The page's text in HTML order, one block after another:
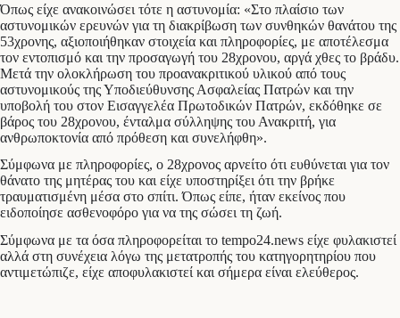
Όπως είχε ανακοινώσει τότε η αστυνομία: «Στο πλαίσιο των
αστυνομικών ερευνών για τη διακρίβωση των συνθηκών θανάτου της
53χρονης, αξιοποιήθηκαν στοιχεία και πληροφορίες, με αποτέλεσμα
τον εντοπισμό και την προσαγωγή του 28χρονου, αργά χθες το βράδυ.
Μετά την ολοκλήρωση του προανακριτικού υλικού από τους
αστυνομικούς της Υποδιεύθυνσης Ασφαλείας Πατρών και την
υποβολή του στον Εισαγγελέα Πρωτοδικών Πατρών, εκδόθηκε σε
βάρος του 28χρονου, ένταλμα σύλληψης του Ανακριτή, για
ανθρωποκτονία από πρόθεση και συνελήφθη».
Σύμφωνα με πληροφορίες, ο 28χρονος αρνείτο ότι ευθύνεται για τον
θάνατο της μητέρας του και είχε υποστηρίξει ότι την βρήκε
τραυματισμένη μέσα στο σπίτι. Όπως είπε, ήταν εκείνος που
ειδοποίησε ασθενοφόρο για να της σώσει τη ζωή.
Σύμφωνα με τα όσα πληροφορείται το tempo24.news είχε φυλακιστεί
αλλά στη συνέχεια λόγω της μετατροπής του κατηγορητηρίου που
αντιμετώπιζε, είχε αποφυλακιστεί και σήμερα είναι ελεύθερος.